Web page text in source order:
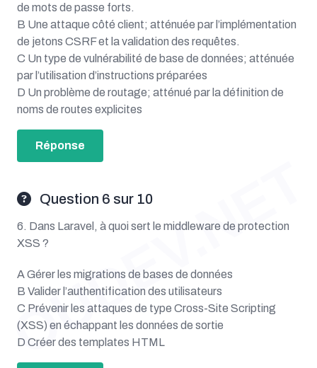
de mots de passe forts.
B Une attaque côté client; atténuée par l’implémentation
de jetons CSRF et la validation des requêtes.
C Un type de vulnérabilité de base de données; atténuée
par l’utilisation d’instructions préparées
D Un problème de routage; atténué par la définition de
noms de routes explicites
Réponse
Question 6 sur 10
6. Dans Laravel, à quoi sert le middleware de protection
XSS ?
A Gérer les migrations de bases de données
B Valider l’authentification des utilisateurs
C Prévenir les attaques de type Cross-Site Scripting
(XSS) en échappant les données de sortie
D Créer des templates HTML
OUDEV.NET